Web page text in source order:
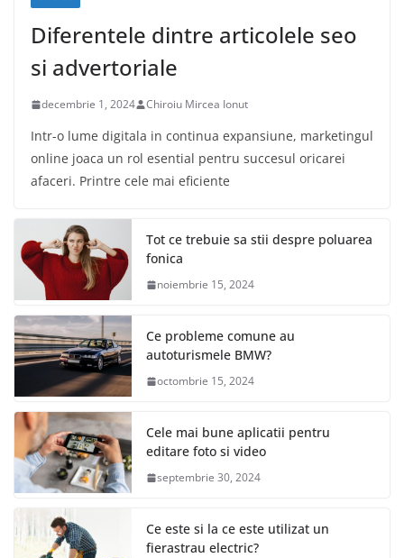
Diferentele dintre articolele seo
si advertoriale
decembrie 1, 2024 Chiroiu Mircea Ionut
Intr-o lume digitala in continua expansiune, marketingul
online joaca un rol esential pentru succesul oricarei
afaceri. Printre cele mai eficiente
Tot ce trebuie sa stii despre poluarea
fonica
noiembrie 15, 2024
Ce probleme comune au
autoturismele BMW?
octombrie 15, 2024
Cele mai bune aplicatii pentru
editare foto si video
septembrie 30, 2024
Ce este si la ce este utilizat un
fierastrau electric?